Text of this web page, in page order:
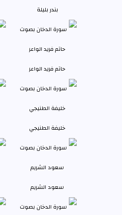
بندر بليلة
حاتم فريد الواعر
خليفة الطنيجي
سعود الشريم